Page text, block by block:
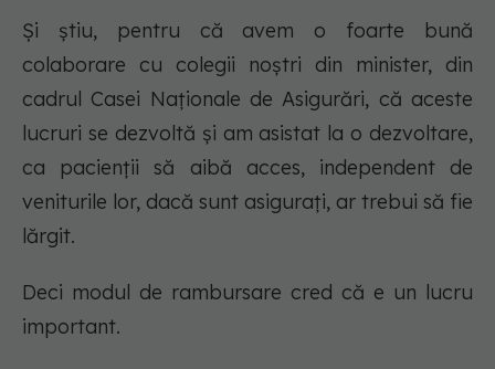
Și știu, pentru că avem o foarte bună
colaborare cu colegii noștri din minister, din
cadrul Casei Naționale de Asigurări, că aceste
lucruri se dezvoltă și am asistat la o dezvoltare,
ca pacienții să aibă acces, independent de
veniturile lor, dacă sunt asigurați, ar trebui să fie
lărgit.
Deci modul de rambursare cred că e un lucru
important.